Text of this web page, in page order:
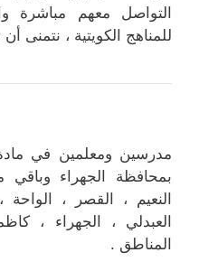
التواصل معهم
للمناهج الكويتية ، نتمنى
مدرسين ومعلمين في
بمحافظة الجهراء وباقي
النعيم ، القصر ، الواحة
العبدلي ، الجهراء ،
المناطق .